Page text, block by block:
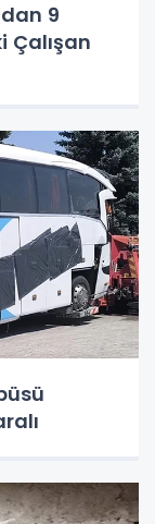
9
Çalışan